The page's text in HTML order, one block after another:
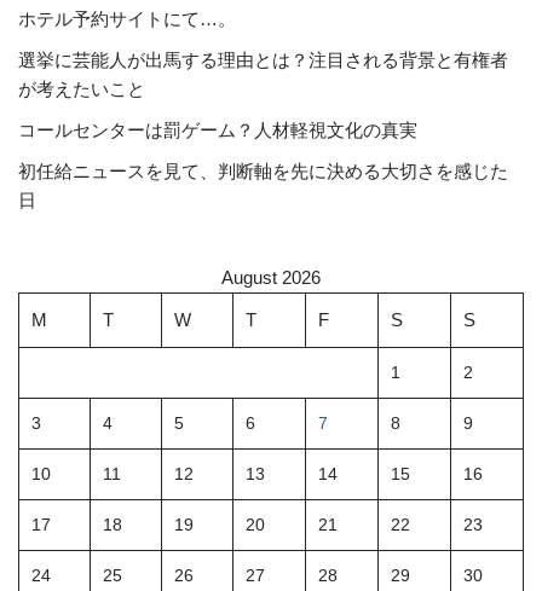
ホテル予約サイトにて…。
選挙に芸能人が出馬する理由とは？注目される背景と有権者
が考えたいこと
コールセンターは罰ゲーム？人材軽視文化の真実
初任給ニュースを見て、判断軸を先に決める大切さを感じた
日
August 2026
M T W T F S S
1 2
3 4 5 6 7 8 9
10 11 12 13 14 15 16
17 18 19 20 21 22 23
24 25 26 27 28 29 30